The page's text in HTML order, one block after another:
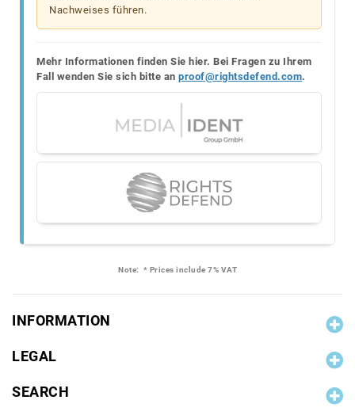
Nachweises führen.
Mehr Informationen finden Sie hier. Bei Fragen zu Ihrem
Fall wenden Sie sich bitte an proof@rightsdefend.com.
Note: * Prices include 7% VAT
INFORMATION
LEGAL
SEARCH